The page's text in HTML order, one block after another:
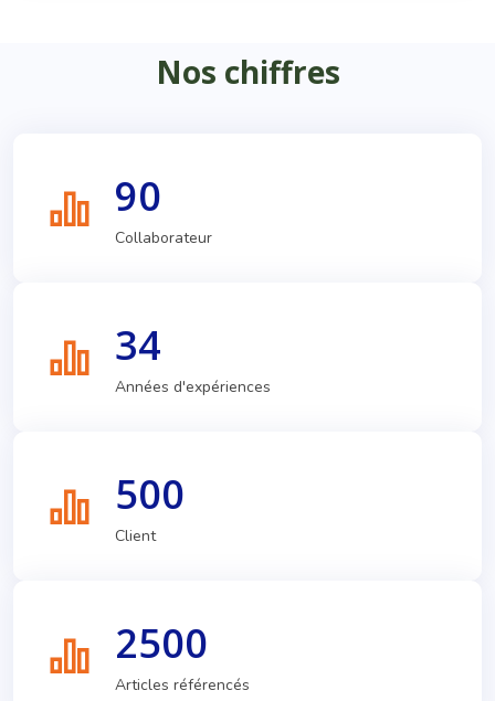
Nos chiffres
90
Collaborateur
34
Années d'expériences
500
Client
2500
Articles référencés